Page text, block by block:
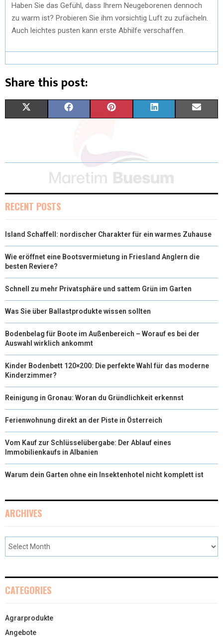
Haben Sie das Gefühl, dass Ihrem Neugeborenen dennoch
zu warm ist? Probieren Sie ihm vorsichtig Luft zu zufächeln.
Auch leichtes pusten kann erste Abhilfe verschaffen.
Share this post:
W
E
R
)
E
B
K
T
E
S
T
K
N
I
RECENT POSTS
Island Schaffell: nordischer Charakter für ein warmes Zuhause
Wie eröffnet eine Bootsvermietung in Friesland Anglern die
besten Reviere?
Schnell zu mehr Privatsphäre und sattem Grün im Garten
Was Sie über Ballastprodukte wissen sollten
Bodenbelag für Boote im Außenbereich – Worauf es bei der
Auswahl wirklich ankommt
Kinder Bodenbett 120×200: Die perfekte Wahl für das moderne
Kinderzimmer?
Reinigung in Gronau: Woran du Gründlichkeit erkennst
Ferienwohnung direkt an der Piste in Österreich
Vom Kauf zur Schlüsselübergabe: Der Ablauf eines
Immobilienkaufs in Albanien
Warum dein Garten ohne ein Insektenhotel nicht komplett ist
ARCHIVES
CATEGORIES
Agrarprodukte
Angebote